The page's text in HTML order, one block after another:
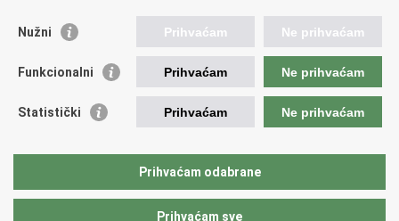
Korisne poveznice
Vlada RH
ASOO
CARNET
Nužni Prihvaćam Ne prihvaćam
Funkcionalni Prihvaćam Ne prihvaćam
Statistički Prihvaćam Ne prihvaćam
Prihvaćam odabrane
Prihvaćam sve